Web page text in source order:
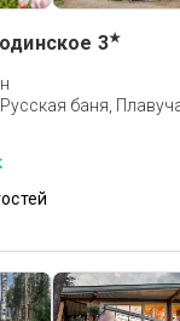
3★
баня,